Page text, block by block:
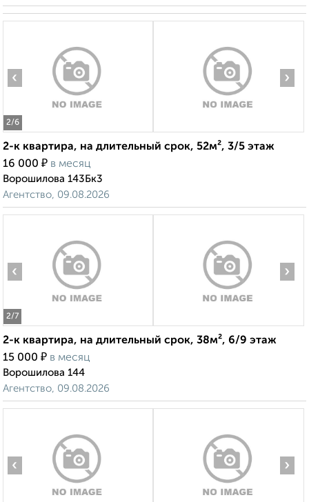
2/6
‹ ›
2-к квартира, на длительный срок, 52м², 3/5 этаж
16 000 ₽ в месяц
Ворошилова 143Бк3
Агентство, 09.08.2026
2/7
‹ ›
2-к квартира, на длительный срок, 38м², 6/9 этаж
15 000 ₽ в месяц
Ворошилова 144
Агентство, 09.08.2026
‹ ›